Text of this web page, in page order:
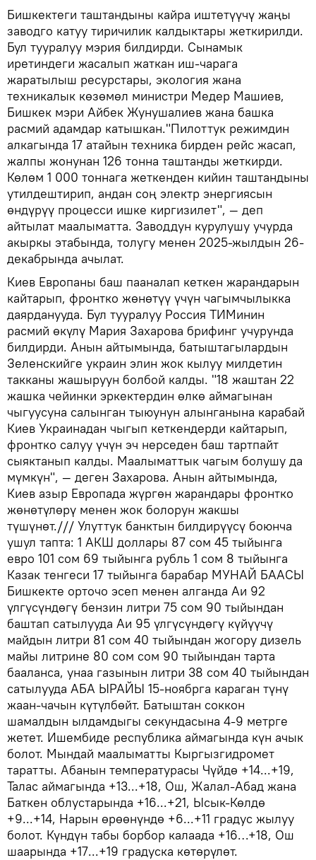
Бишкектеги таштандыны кайра иштетүүчү жаңы
заводго катуу тиричилик калдыктары жеткирилди.
Бул тууралуу мэрия билдирди. Сынамык
иретиндеги жасалып жаткан иш-чарага
жаратылыш ресурстары, экология жана
техникалык көзөмөл министри Медер Машиев,
Бишкек мэри Айбек Жунушалиев жана башка
расмий адамдар катышкан."Пилоттук режимдин
алкагында 17 атайын техника бирден рейс жасап,
жалпы жонунан 126 тонна таштанды жеткирди.
Көлөм 1 000 тоннага жеткенден кийин таштандыны
утилдештирип, андан соң электр энергиясын
өндүрүү процесси ишке киргизилет", — деп
айтылат маалыматта. Заводдун курулушу учурда
акыркы этабында, толугу менен 2025-жылдын 26-
декабрында ачылат.
Киев Европаны баш пааналап кеткен жарандарын
кайтарып, фронтко жөнөтүү үчүн чагымчылыкка
даярданууда. Бул тууралуу Россия ТИМинин
расмий өкүлү Мария Захарова брифинг учурунда
билдирди. Анын айтымында, батыштагылардын
Зеленскийге украин элин жок кылуу милдетин
такканы жашыруун болбой калды. "18 жаштан 22
жашка чейинки эркектердин өлкө аймагынан
чыгуусуна салынган тыюунун алынганына карабай
Киев Украинадан чыгып кеткендерди кайтарып,
фронтко салуу үчүн эч нерседен баш тартпайт
сыяктанып калды. Маалыматтык чагым болушу да
мүмкүн", — деген Захарова. Анын айтымында,
Киев азыр Европада жүргөн жарандары фронтко
жөнөтүлөрү менен жок болорун жакшы
түшүнөт./// Улуттук банктын билдирүүсү боюнча
ушул тапта: 1 АКШ доллары 87 сом 45 тыйынга
евро 101 сом 69 тыйынга рубль 1 сом 8 тыйынга
Казак тенгеси 17 тыйынга барабар МУНАЙ БААСЫ
Бишкекте орточо эсеп менен алганда Аи 92
үлгүсүндөгү бензин литри 75 сом 90 тыйындан
баштап сатылууда Аи 95 үлгүсүндөгү күйүүчү
майдын литри 81 сом 40 тыйындан жогору дизель
майы литрине 80 сом сом 90 тыйындан тарта
бааланса, унаа газынын литри 38 сом 40 тыйындан
сатылууда АБА ЫРАЙЫ 15-ноябрга караган түнү
жаан-чачын күтүлбөйт. Батыштан соккон
шамалдын ылдамдыгы секундасына 4-9 метрге
жетет. Ишембиде республика аймагында күн ачык
болот. Мындай маалыматты Кыргызгидромет
таратты. Абанын температурасы Чүйдө +14...+19,
Талас аймагында +13...+18, Ош, Жалал-Абад жана
Баткен облустарында +16...+21, Ысык-Көлдө
+9...+14, Нарын өрөөнүндө +6...+11 градус жылуу
болот. Күндүн табы борбор калаада +16…+18, Ош
шаарында +17...+19 градуска көтөрүлөт.